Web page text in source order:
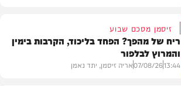
זיסמן מסכם שבוע
ריח של מהפך? הפחד בליכוד, הקרבות בימין
והמרוץ לבלפור
13:44
07/08/26אריה זיסמן, יתד נאמן